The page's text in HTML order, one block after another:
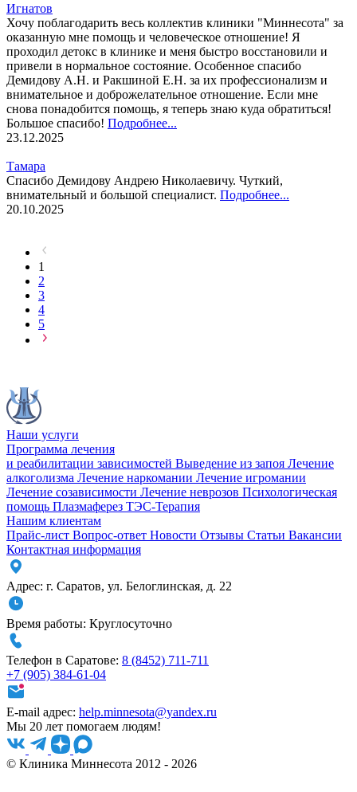
Игнатов
Хочу поблагодарить весь коллектив клиники "Миннесота" за
оказанную мне помощь и человеческое отношение! Я
проходил детокс в клинике и меня быстро восстановили и
привели в нормальное состояние. Особенное спасибо
Демидову А.Н. и Ракшиной Е.Н. за их профессионализм и
внимательное и доброжелательное отношение. Если мне
снова понадобится помощь, я теперь знаю куда обратиться!
Большое спасибо! Подробнее...
23.12.2025
Тамара
Спасибо Демидову Андрею Николаевичу. Чуткий,
внимательный и большой специалист. Подробнее...
20.10.2025
1
2
3
4
5
Наши услуги
Программа лечения
и реабилитации зависимостей Выведение из запоя Лечение
алкоголизма Лечение наркомании Лечение игромании
Лечение созависимости Лечение неврозов Психологическая
помощь Плазмаферез ТЭС-Терапия
Нашим клиентам
Прайс-лист Вопрос-ответ Новости Отзывы Статьи Вакансии
Контактная информация
Адрес: г. Саратов, ул. Белоглинская, д. 22
Время работы: Круглосуточно
Телефон в Саратове: 8 (8452) 711-711
+7 (905) 384-61-04
E-mail адрес: help.minnesota@yandex.ru
Мы 20 лет помогаем людям!
© Клиника Миннесота 2012 - 2026